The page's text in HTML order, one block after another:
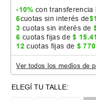
-10% con transferencia
6cuotas sin interés de$
3 cuotas sin interés de
6 cuotas fijas de$ 15.
12 cuotas fijas de $
Ver todos los medios de